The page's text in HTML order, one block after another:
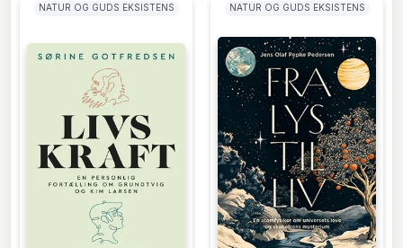
NATUR OG GUDS EKSISTENS NATUR OG GUDS EKSISTENS